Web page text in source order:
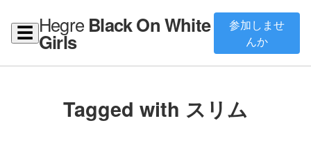
☰ Hegre Black On White
Girls
参加しませ
んか
Tagged with スリム